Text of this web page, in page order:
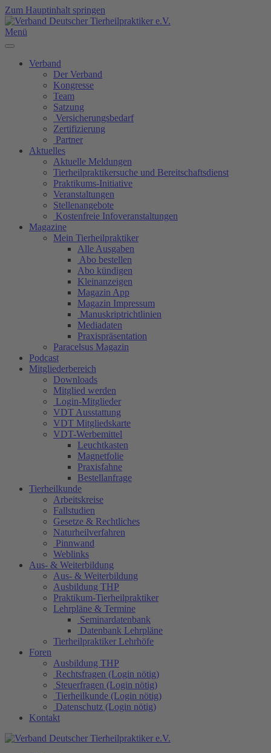
Zum Hauptinhalt springen
Menü
Verband
Der Verband
Kongresse
Team
Satzung
Versicherungsbedarf
Zertifizierung
Partner
Aktuelles
Aktuelle Meldungen
Tierheilpraktikersuche und Bereitschaftsdienst
Praktikums-Initiative
Veranstaltungen
Stellenangebote
Kostenfreie Infoveranstaltungen
Magazine
Mein Tierheilpraktiker
Alle Ausgaben
Abo bestellen
Abo kündigen
Kleinanzeigen
Magazin App
Magazin Impressum
Manuskriptrichtlinien
Mediadaten
Praxispräsentation
Paracelsus Magazin
Podcast
Mitgliederbereich
Downloads
Mitglied werden
Login-Mitglieder
VDT Ausstattung
VDT Mitgliedskarte
VDT-Werbemittel
Leuchtkasten
Magnetfolie
Praxisfahne
Bestellanfrage
Tierheilkunde
Arbeitskreise
Fallstudien
Gesetze & Rechtliches
Naturheilverfahren
Pinnwand
Weblinks
Aus- & Weiterbildung
Aus- & Weiterbildung
Ausbildung THP
Praktikum-Tierheilpraktiker
Lehrpläne & Termine
Seminardatenbank
Datenbank Lehrpläne
Tierheilpraktiker Lehrhöfe
Foren
Ausbildung THP
Rechtsfragen (Login nötig)
Steuerfragen (Login nötig)
Tierheilkunde (Login nötig)
Datenschutz (Login nötig)
Kontakt